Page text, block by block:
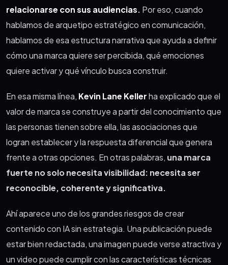
relacionarse con sus audiencias. Por eso, cuando
hablamos de arquetipo estratégico en comunicación,
hablamos de esa estructura narrativa que ayuda a definir
cómo una marca quiere ser percibida, qué emociones
quiere activar y qué vínculo busca construir.
En esa misma línea, Kevin Lane Kellerha explicado que el
valor de marca se construye a partir del conocimiento que
las personas tienen sobre ella, las asociaciones que
logran establecer y la respuesta diferencial que genera
frente a otras opciones. En otras palabras, una marca
fuerte no solo necesita visibilidad: necesita ser
reconocible, coherente y significativa.
Ahí aparece uno de los grandes riesgos de crear
contenido con IA sin estrategia. Una publicación puede
estar bien redactada, una imagen puede verse atractiva y
un video puede cumplir con las características técnicas